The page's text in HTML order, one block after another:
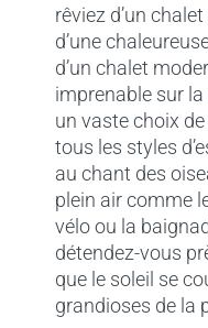
rêviez d’un
d’une
d’un chalet
imprenable sur
un vaste choix
tous les styles
au chant des
plein air comme
vélo ou la
détendez-vous
que le soleil se
grandioses de la